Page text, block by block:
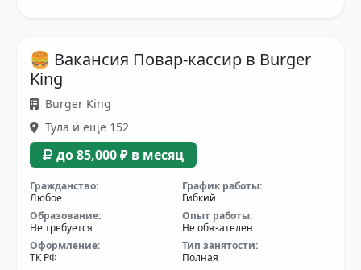
🍔 Вакансия Повар-кассир в Burger
King
Burger King
Тула и еще 152
до 85,000 ₽ в месяц
Гражданство:
Любое
График работы:
Гибкий
Образование:
Не требуется
Опыт работы:
Не обязателен
Оформление:
ТК РФ
Тип занятости:
Полная